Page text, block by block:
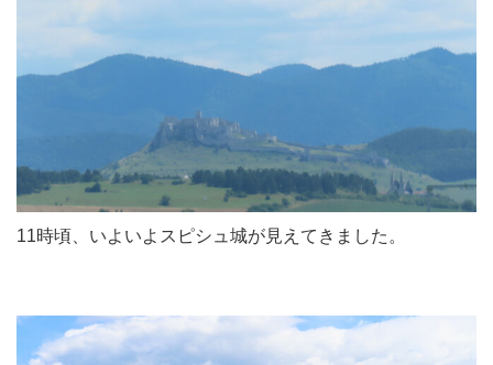
11時頃、いよいよスピシュ城が見えてきました。